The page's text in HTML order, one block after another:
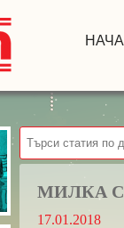
МИЛКА
17.01.2018